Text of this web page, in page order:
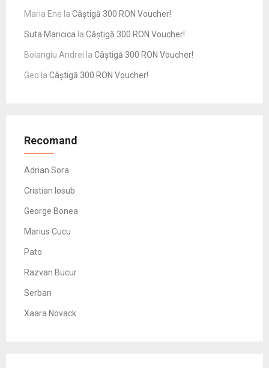
Maria Ene la Câștigă 300 RON Voucher!
Suta Maricica la Câștigă 300 RON Voucher!
Boiangiu Andrei la Câștigă 300 RON Voucher!
Geo la Câștigă 300 RON Voucher!
Recomand
Adrian Sora
Cristian Iosub
George Bonea
Marius Cucu
Pato
Razvan Bucur
Serban
Xaara Novack